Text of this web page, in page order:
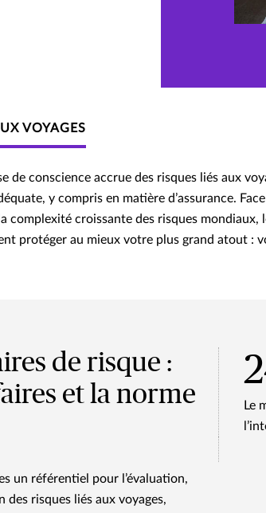
VOYAGES
de conscience accrue des risques liés aux
y compris en matière d’assurance.
complexité croissante des risques mondiaux,
protéger au mieux votre plus grand atout :
de risque :
et la norme
un référentiel pour l’évaluation,
des risques liés aux voyages,
Le